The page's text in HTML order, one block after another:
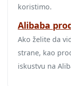
koristimo.
Alibaba
Ako želite da
strane, kao
iskustvu na